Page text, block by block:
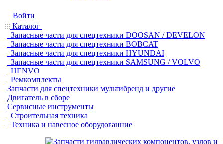
Войти
Каталог
Запасные части для спецтехники DOOSAN / DEVELON
Запасные части для спецтехники BOBCAT
Запасные части для спецтехники HYUNDAI
Запасные части для спецтехники SAMSUNG / VOLVO
HENVO
Ремкомплекты
Запчасти для спецтехники мультибренд и другие
Двигатель в сборе
Сервисные инструменты
Строительная техника
Техника и навесное оборудованние